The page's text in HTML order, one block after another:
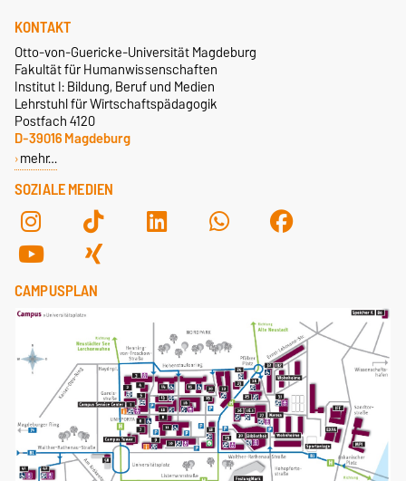
SOZIALE MEDIEN
KONTAKT
Otto-von-Guericke-Universität Magdeburg
Fakultät für Humanwissenschaften
Institut I: Bildung, Beruf und Medien
Lehrstuhl für Wirtschaftspädagogik
Postfach 4120
D-39016 Magdeburg
mehr…
CAMPUSPLAN